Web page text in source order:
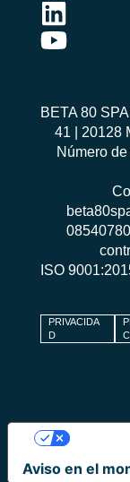
BETA 80
41 | 20128
Número
ISO
PRIVACIDA
D
Aviso en el
Sus